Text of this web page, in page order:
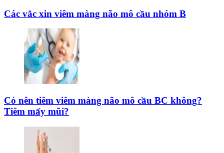
Các vắc xin viêm màng não mô cầu nhóm B
Có nên tiêm viêm màng não mô cầu BC không?
Tiêm mấy mũi?